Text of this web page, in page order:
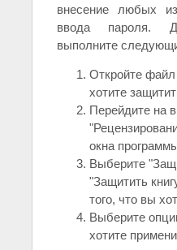
внесение любых
ввода пароля.
выполните
Откройте
хотите
Перейдите на
окна
Выберите
"Защитить
того, что вы
Выберите
хотите